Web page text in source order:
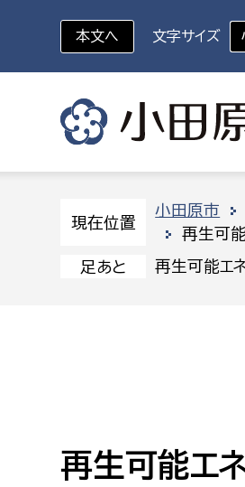
いざというときに
休日救急外来
対象者を選択
新生児・乳幼児
若者
組織から探す
本文へ 文字サイズ
現在位置
小田原市
再生可
足あと 再生可能エ
再生可能エ